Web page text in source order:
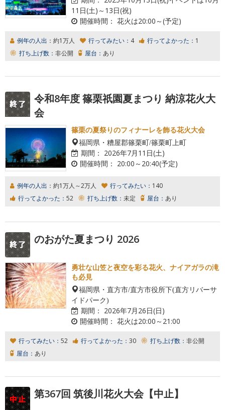
11日(土)～13日(祝)
開催時間： 花火は20:00～(予定)
例年の人出： 約1万人 行ってみたい： 4 行ってよかった： 1
打ち上げ数： 非公開 屋台： あり
令和8年度 篠栗祇園夏まつり 納涼花火大
会
篠栗の夏祭りのフィナーレを飾る花火大会
福岡県・糟屋郡篠栗町/篠栗町上町
期間： 2026年7月11日(土)
開催時間： 20:00～20:40(予定)
例年の人出： 約1万人～2万人 行ってみたい： 140
行ってよかった： 52 打ち上げ数： 未定 屋台： あり
のおがた夏まつり 2026
勇壮な山笠と夜空を彩る花火、ナイアガラの滝
も必見
福岡県・直方市/直方市役所下(直方リバーサ
イドパーク)
期間： 2026年7月26日(日)
開催時間： 花火は20:00～21:00
行ってみたい： 52 行ってよかった： 30 打ち上げ数： 非公開
屋台： あり
第367回 筑後川花火大会【中止】